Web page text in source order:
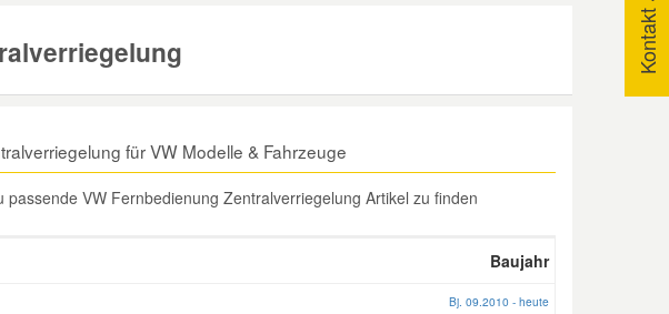
Kontakt
für VW Modelle & Fahrzeuge
VW Fernbedienung Zentralverriegelung Artikel zu finden
Baujahr
Bj. 09.2010 - heute